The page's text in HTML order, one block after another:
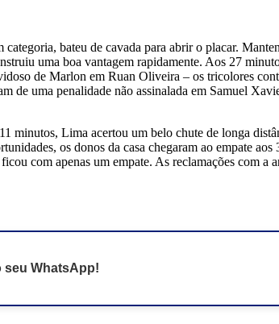
bateu de cavada para abrir o placar.
uma boa vantagem rapidamente. Aos 27
de Marlon em Ruan Oliveira – os tricolores
de uma penalidade não assinalada em Samuel
Lima acertou um belo chute de longa
os donos da casa chegaram ao empate
com apenas um empate. As reclamações com a
seu WhatsApp!